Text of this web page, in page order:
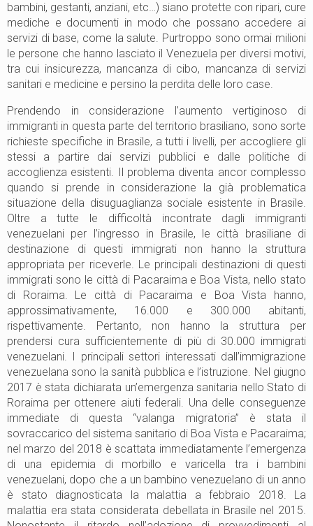
bambini, gestanti, anziani, etc…) siano protette con ripari, cure
mediche e documenti in modo che possano accedere ai
servizi di base, come la salute. Purtroppo sono ormai milioni
le persone che hanno lasciato il Venezuela per diversi motivi,
tra cui insicurezza, mancanza di cibo, mancanza di servizi
sanitari e medicine e persino la perdita delle loro case.
Prendendo in considerazione l’aumento vertiginoso di
immigranti in questa parte del territorio brasiliano, sono sorte
richieste specifiche in Brasile, a tutti i livelli, per accogliere gli
stessi a partire dai servizi pubblici e dalle politiche di
accoglienza esistenti. Il problema diventa ancor complesso
quando si prende in considerazione la già problematica
situazione della disuguaglianza sociale esistente in Brasile.
Oltre a tutte le difficoltà incontrate dagli immigranti
venezuelani per l’ingresso in Brasile, le città brasiliane di
destinazione di questi immigrati non hanno la struttura
appropriata per riceverle. Le principali destinazioni di questi
immigrati sono le città di Pacaraima e Boa Vista, nello stato
di Roraima. Le città di Pacaraima e Boa Vista hanno,
approssimativamente, 16.000 e 300.000 abitanti,
rispettivamente. Pertanto, non hanno la struttura per
prendersi cura sufficientemente di più di 30.000 immigrati
venezuelani. I principali settori interessati dall’immigrazione
venezuelana sono la sanità pubblica e l’istruzione. Nel giugno
2017 è stata dichiarata un’emergenza sanitaria nello Stato di
Roraima per ottenere aiuti federali. Una delle conseguenze
immediate di questa “valanga migratoria” è stata il
sovraccarico del sistema sanitario di Boa Vista e Pacaraima;
nel marzo del 2018 è scattata immediatamente l’emergenza
di una epidemia di morbillo e varicella tra i bambini
venezuelani, dopo che a un bambino venezuelano di un anno
è stato diagnosticata la malattia a febbraio 2018. La
malattia era stata considerata debellata in Brasile nel 2015.